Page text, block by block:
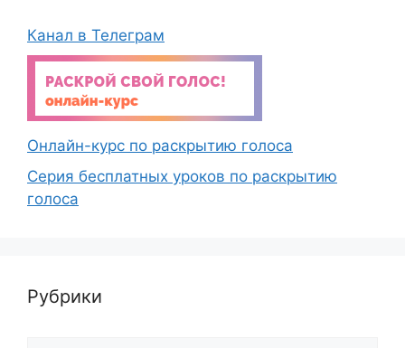
Канал в Телеграм
Онлайн-курс по раскрытию голоса
Серия бесплатных уроков по раскрытию
голоса
Рубрики